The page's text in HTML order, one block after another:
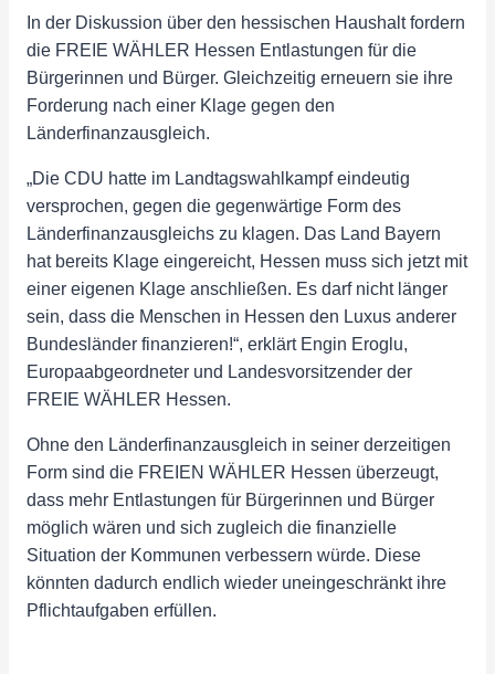
In der Diskussion über den hessischen Haushalt fordern
die FREIE WÄHLER Hessen Entlastungen für die
Bürgerinnen und Bürger. Gleichzeitig erneuern sie ihre
Forderung nach einer Klage gegen den
Länderfinanzausgleich.
„Die CDU hatte im Landtagswahlkampf eindeutig
versprochen, gegen die gegenwärtige Form des
Länderfinanzausgleichs zu klagen. Das Land Bayern
hat bereits Klage eingereicht, Hessen muss sich jetzt mit
einer eigenen Klage anschließen. Es darf nicht länger
sein, dass die Menschen in Hessen den Luxus anderer
Bundesländer finanzieren!“, erklärt Engin Eroglu,
Europaabgeordneter und Landesvorsitzender der
FREIE WÄHLER Hessen.
Ohne den Länderfinanzausgleich in seiner derzeitigen
Form sind die FREIEN WÄHLER Hessen überzeugt,
dass mehr Entlastungen für Bürgerinnen und Bürger
möglich wären und sich zugleich die finanzielle
Situation der Kommunen verbessern würde. Diese
könnten dadurch endlich wieder uneingeschränkt ihre
Pflichtaufgaben erfüllen.